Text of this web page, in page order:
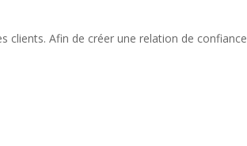
clients. Afin de créer une relation de confiance